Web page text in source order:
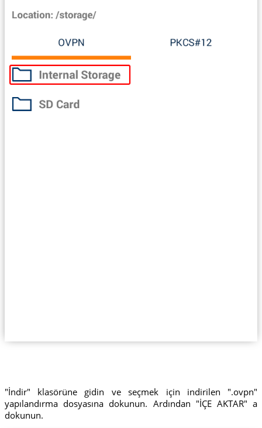
"İndir" klasörüne gidin ve seçmek için indirilen ".ovpn"
yapılandırma dosyasına dokunun. Ardından "İÇE AKTAR" a
dokunun.